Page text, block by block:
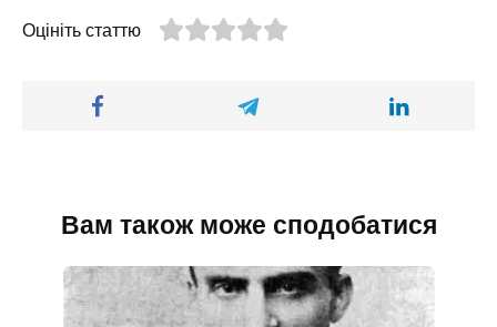
Оцініть статтю
Вам також може сподобатися